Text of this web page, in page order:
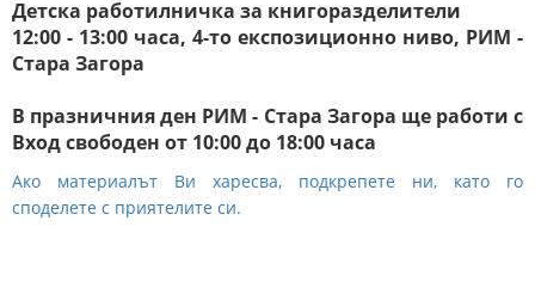
Детска работилничка за книгоразделители
12:00 - 13:00 часа, 4-то експозиционно ниво, РИМ -
Стара Загора
В празничния ден РИМ - Стара Загора ще работи с
Вход свободен от 10:00 до 18:00 часа
Ако материалът Ви харесва, подкрепете ни, като го
споделете с приятелите си.